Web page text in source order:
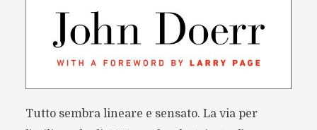
Tutto sembra lineare e sensato. La via per